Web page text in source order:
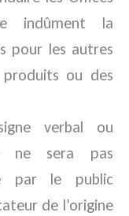
indûment la
pour les autres
ou des
verbal ou
ne sera pas
par le public
de l’origine